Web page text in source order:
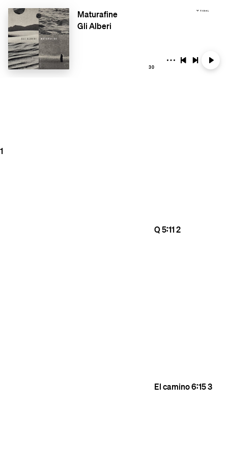
Maturafine
Gli Alberi
30
1
Q5:112
El camino6:153